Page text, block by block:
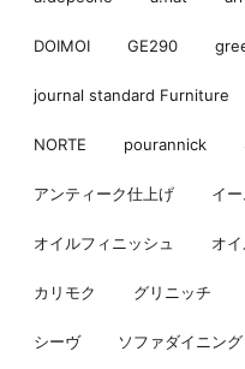
DOIMOI GE290
journal standard Furniture
NORTE pourannick
アンティーク仕上げ イ
オイルフィニッシュ オ
カリモク グリニッチ
シーヴ ソファダイニング